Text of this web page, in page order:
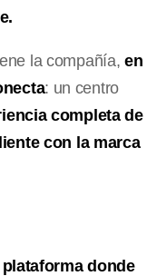
la compañía, en
: un centro
completa de
con la marca
donde